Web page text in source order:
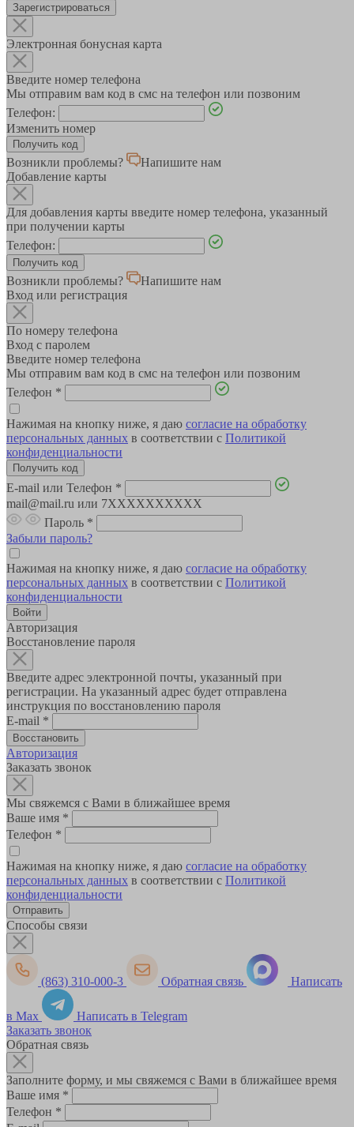
Зарегистрироваться
Электронная бонусная карта
Введите номер телефона
Мы отправим вам код в смс на телефон или позвоним
Телефон:
Изменить номер
Возникли проблемы?
Напишите нам
Добавление карты
Для добавления карты введите номер телефона, указанный
при получении карты
Телефон:
Возникли проблемы?
Напишите нам
Вход или регистрация
По номеру телефона
Вход с паролем
Введите номер телефона
Мы отправим вам код в смс на телефон или позвоним
Телефон *
Нажимая на кнопку ниже, я даю согласие на обработку
персональных данных в соответствии с Политикой
конфиденциальности
E-mail или Телефон *
mail@mail.ru или 7XXXXXXXXXX
Пароль *
Забыли пароль?
Нажимая на кнопку ниже, я даю согласие на обработку
персональных данных в соответствии с Политикой
конфиденциальности
Авторизация
Восстановление пароля
Введите адрес электронной почты, указанный при
регистрации. На указанный адрес будет отправлена
инструкция по восстановлению пароля
E-mail *
Авторизация
Заказать звонок
Мы свяжемся с Вами в ближайшее время
Ваше имя *
Телефон *
Нажимая на кнопку ниже, я даю согласие на обработку
персональных данных в соответствии с Политикой
конфиденциальности
Способы связи
(863) 310-000-3 Обратная связь Написать
в Max
Написать в Telegram
Заказать звонок
Обратная связь
Заполните форму, и мы свяжемся с Вами в ближайшее время
Ваше имя *
Телефон *